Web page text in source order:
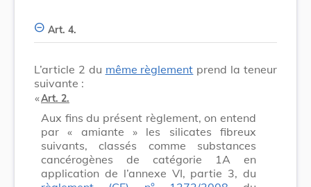
Art. 4.
L’article 2 du même règlement prend la teneur
suivante :
​ «Art. 2.
Aux fins du présent règlement, on entend
par « amiante » les silicates fibreux
suivants, classés comme substances
cancérogènes de catégorie 1A en
application de l’annexe VI, partie 3, du